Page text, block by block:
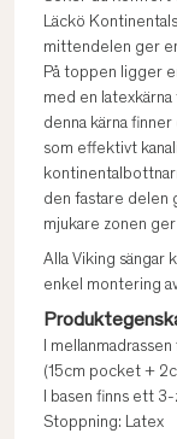
Läckö
mittendelen ger
På toppen ligger
med en
denna kärna
som effektivt
den fastare delen
mjukare zonen
Alla Viking
enkel montering
I
(15cm pocket +
I basen finns ett
Stoppning: Latex